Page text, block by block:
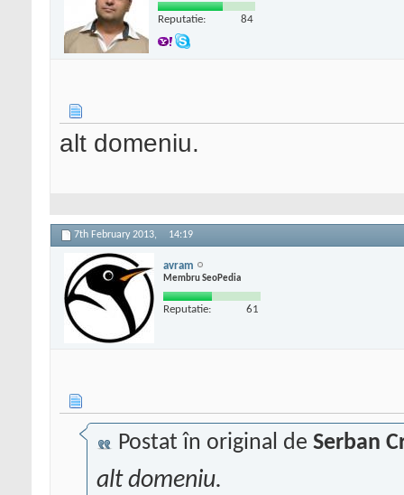
Reputatie: 84
alt domeniu.
7th February 2013, 14:19
avram
Membru SeoPedia
Reputatie: 61
Postat în original de Serban
alt domeniu.